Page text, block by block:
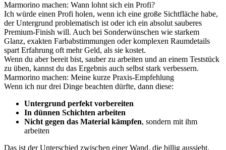
Marmorino machen: Wann lohnt sich ein Profi?
Ich würde einen Profi holen, wenn ich eine große Sichtfläche habe,
der Untergrund problematisch ist oder ich ein absolut sauberes
Premium-Finish will. Auch bei Sonderwünschen wie starkem
Glanz, exakten Farbabstimmungen oder komplexen Raumdetails
spart Erfahrung oft mehr Geld, als sie kostet.
Wenn du aber bereit bist, sauber zu arbeiten und an einem Teststück
zu üben, kannst du das Ergebnis auch selbst stark verbessern.
Marmorino machen: Meine kurze Praxis-Empfehlung
Wenn ich nur drei Dinge beachten dürfte, dann diese:
Untergrund perfekt vorbereiten
In dünnen Schichten arbeiten
Nicht gegen das Material kämpfen, sondern mit ihm
arbeiten
Das ist der Unterschied zwischen einer Wand, die billig aussieht,